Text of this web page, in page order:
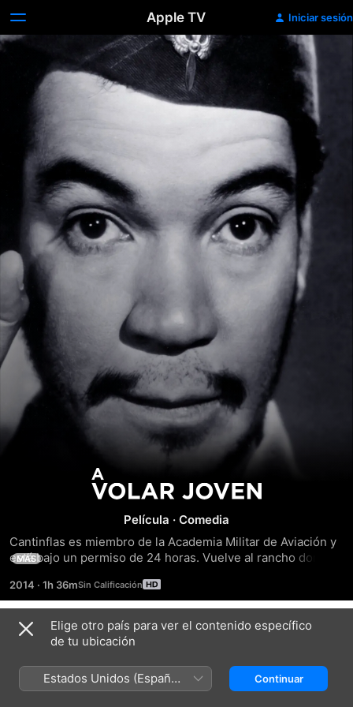
Apple TV Iniciar sesión
A
Volar
Joven
Película · Comedia
Cantinflas es miembro de la Academia Militar de Aviación y
está bajo un permiso de 24 horas. Vuelve al rancho donde
intentan casarlo con su hija a la que encuentra poco
atractiva. Para no tener que casarse con la chica, Cantinflas
intenta todos los trucos en el libro para meterse en
problemas.
MÁS
2014 · 1h 36m
Tráilers
Elige otro país para ver el contenido específico
de tu ubicación
Estados Unidos (Español
México)
Continuar